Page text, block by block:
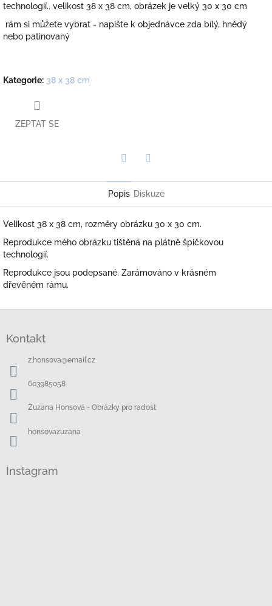
technologií.. velikost 38 x 38 cm, obrázek je velký 30 x 30 cm
rám si můžete vybrat - napište k objednávce zda bílý, hnědý
nebo patinovaný
Kategorie: 38 x 38 cm
ZEPTAT SE
Popis Diskuze
Velikost 38 x 38 cm, rozměry obrázku 30 x 30 cm.
Reprodukce mého obrázku tištěná na plátně špičkovou
technologií.
Reprodukce jsou podepsané. Zarámováno v krásném
dřevěném rámu.
Kontakt
z.honsova@email.cz
603985058
Zuzana Honsová - Obrázky pro radost
honsovazuzana
Instagram